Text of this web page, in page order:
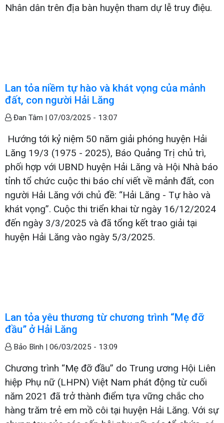
Nhân dân trên địa bàn huyện tham dự lễ truy điệu.
Lan tỏa niềm tự hào và khát vọng của mảnh
đất, con người Hải Lăng
Đan Tâm | 07/03/2025 - 13:07
Hướng tới kỷ niệm 50 năm giải phóng huyện Hải
Lăng 19/3 (1975 - 2025), Báo Quảng Trị chủ trì,
phối hợp với UBND huyện Hải Lăng và Hội Nhà báo
tỉnh tổ chức cuộc thi báo chí viết về mảnh đất, con
người Hải Lăng với chủ đề: “Hải Lăng - Tự hào và
khát vọng”. Cuộc thi triển khai từ ngày 16/12/2024
đến ngày 3/3/2025 và đã tổng kết trao giải tại
huyện Hải Lăng vào ngày 5/3/2025.
Lan tỏa yêu thương từ chương trình “Mẹ đỡ
đầu” ở Hải Lăng
Bảo Bình | 06/03/2025 - 13:09
Chương trình “Mẹ đỡ đầu” do Trung ương Hội Liên
hiệp Phụ nữ (LHPN) Việt Nam phát động từ cuối
năm 2021 đã trở thành điểm tựa vững chắc cho
hàng trăm trẻ em mồ côi tại huyện Hải Lăng. Với sự